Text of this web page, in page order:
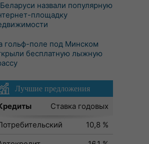
назвали популярную
площадку
гольф-поле под Минском
бесплатную лыжную
Лучшие предложения
Ставка годовых
10,8 %